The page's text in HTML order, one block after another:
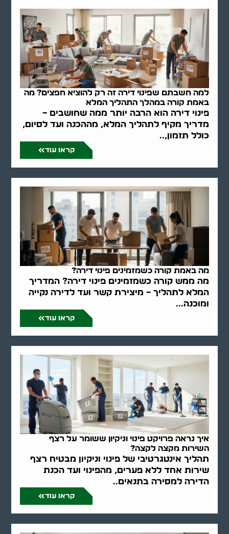
למה חשבתם שפינוי דירה זה רק להוציא חפצים? מה
באמת קורה במהלך התהליך המלא
פינוי דירה הוא הרבה יותר ממה שחושבים –
מדריך מקיף לתהליך המלא, מההכנה ועד לסיום,
כולל תזמון,..
קראו עוד
מה באמת קורה כשמזמינים פינוי דירה?
מה ממש קורה כשמזמינים פינוי דירה? המדריך
המלא לתהליך – מיצירת קשר ועד לדירה נקייה
ומוכנה...
קראו עוד
איך נראה פרויקט פינוי וניקיון ששומר על רצף
השירות מקצה לקצה?
תהליך אינטגרטיבי של פינוי וניקיון מבטיח רצף
שירות אחד ללא פערים, מהפינוי ועד הכנת
הדירה למסירה בתנאים..
קראו עוד